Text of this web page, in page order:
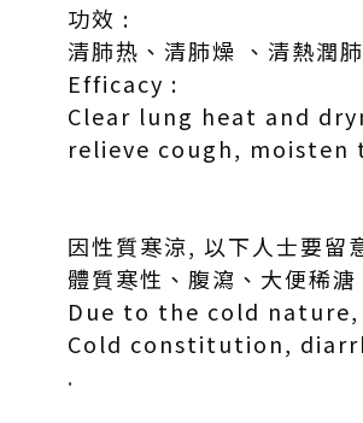
功效 :
清肺热、清肺燥 、清熱潤
Efficacy :
Clear lung heat and
relieve cough,
因性質寒涼, 以下人士要留
體質寒性、腹瀉、大便稀
Due to the cold
Cold constitution,
.